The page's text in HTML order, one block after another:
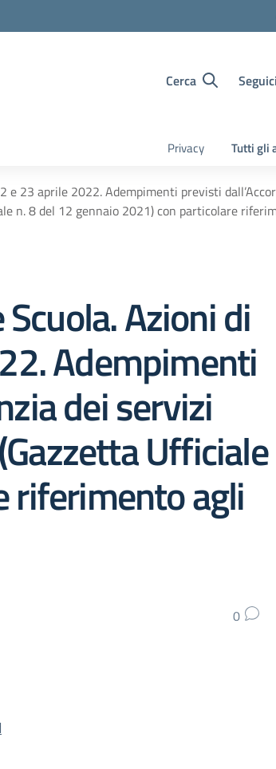
Cerca
Privacy Tutti gli
e 23 aprile 2022. Adempimenti previsti
n. 8 del 12 gennaio 2021) con particolare
Azioni di
Adempimenti
dei servizi
Ufficiale
riferimento agli
0